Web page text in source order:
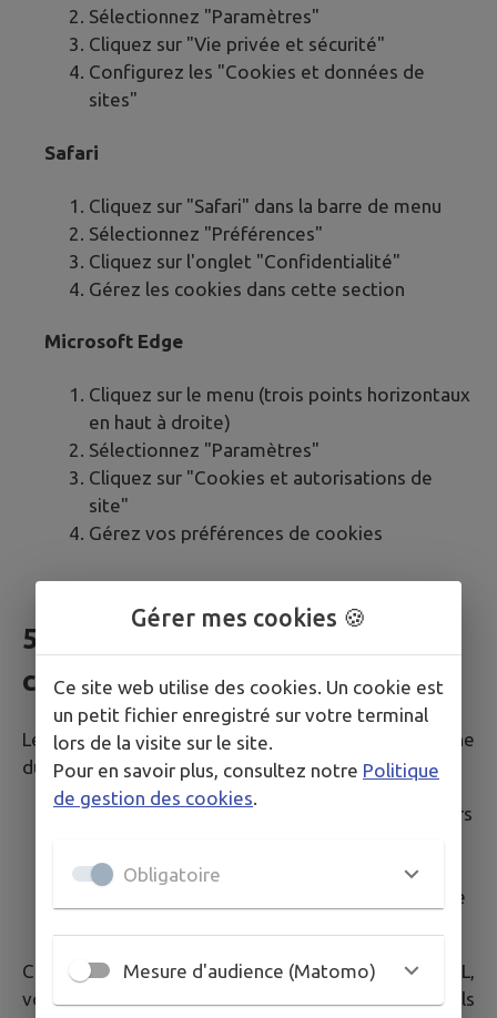
Sélectionnez "Paramètres"
Cliquez sur "Vie privée et sécurité"
Configurez les "Cookies et données de
sites"
Safari
Cliquez sur "Safari" dans la barre de menu
Sélectionnez "Préférences"
Cliquez sur l'onglet "Confidentialité"
Gérez les cookies dans cette section
Microsoft Edge
Cliquez sur le menu (trois points horizontaux
en haut à droite)
Sélectionnez "Paramètres"
Cliquez sur "Cookies et autorisations de
site"
Gérez vos préférences de cookies
5. Durée de conservation des
cookies
Les cookies déposés sur votre terminal ont une
durée de vie limitée :
Cookies techniques (intramuros-*)
: 120 jours
maximum
: supprimés à la fermeture
Conformément aux recommandations de la CNIL,
votre consentement pour les cookies non essentiels
Gérer mes cookies 🍪
Ce site web utilise des cookies. Un cookie est
un petit fichier enregistré sur votre terminal
lors de la visite sur le site.
Pour en savoir plus, consultez notre Politique
de gestion des cookies.
Obligatoire
Mesure d'audience (Matomo)